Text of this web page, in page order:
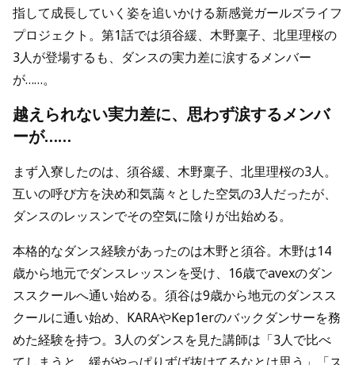
指して成長していく姿を追いかける新感覚ガールズライフ
プロジェクト。第1話では須谷緩、木野稟子、北里理桜の
3人が登場するも、ダンスの実力差に涙するメンバー
が……。
越えられない実力差に、思わず涙するメンバ
ーが……
まず入寮したのは、須谷緩、木野稟子、北里理桜の3人。
互いの呼び方を決め和気藹々とした空気の3人だったが、
ダンスのレッスンでその空気に陰りが出始める。
本格的なダンス経験があったのは木野と須谷。木野は14
歳から地元でダンスレッスンを受け、16歳でavexのダン
ススクールへ通い始める。須谷は9歳から地元のダンスス
クールに通い始め、KARAやKep1erのバックダンサーを務
めた経験を持つ。3人のダンスを見た講師は「3人で比べ